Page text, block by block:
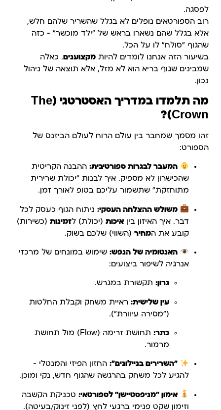
לפסגה.
רוב הספורטאים נופלים לא בגלל שהשריר שלהם חלש,
אלא בגלל שהם נשארו בראש של "ילד מוכשר" – כזה
שהגוף "סולח" לו על הכל.
בשיעור הזה אנחנו לומדים להיות מקצוענים. כאלה
שמבינים שגוף בריא הוא לא מזל, אלא תוצאה של ניהול
נכון.
מה תלמדו במדריך האסטרטגי (The
Crown)?
זהו מסמך שמחבר בין עולם הרוח לעולם הביזנס של
הספורט:
המעבר לבגרות ספורטיבית: ההבנה הקריטית
שהכישרון לא מספיק. איך לבנות "יכולת שרירית
מתוחזקת" שתשמור עליכם בטופ לאורך זמן.
משולש ההצלחה העסקי: ניתוח הגוף כעסק לכל
דבר. איך האיזון בין איכות (יכולת) לזמינות (כשירות)
קובע את המחיר (השווי) שלכם בשוק.
האנטומיה של הנפש: שימוש במונחים של מרכזי
אנרגיה לשיפור ביצועים:
גרון: תקשורת במגרש.
עין שלישית: ראיית משחק וקבלת החלטות
("מסירה עיוורת").
כתר:
תחושת זרימה (Flow) מול תחושת
מרמור.
"השרירים בניילונים": החזון הפיזי והמנטלי –
להגיע לכל משחק בהרגשה שהגוף חדש, נקי ומוכן.
אימון "מניפסטיישן" לספורטאי: טכניקת הקשבה
וזימון שקט פנימי ברגעי לחץ (לפני זינוק/בעיטה).